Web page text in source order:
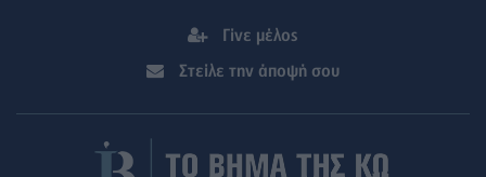
Γίνε μέλος
Στείλε την άποψή σου